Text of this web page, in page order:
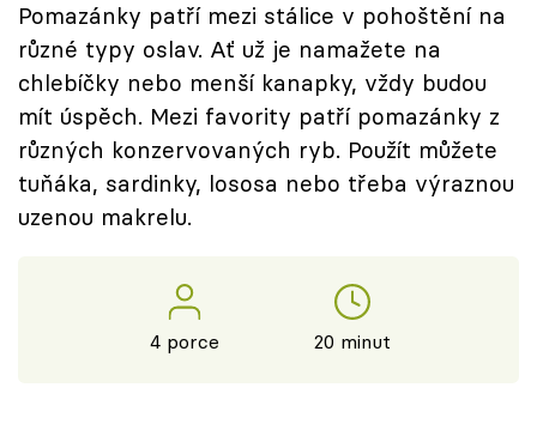
Sledujte prima+
Přihlášení
Sledujte nás
Pomazánky patří mezi stálice v pohoštění na
různé typy oslav. Ať už je namažete na
chlebíčky nebo menší kanapky, vždy budou
mít úspěch. Mezi favority patří pomazánky z
různých konzervovaných ryb. Použít můžete
tuňáka, sardinky, lososa nebo třeba výraznou
uzenou makrelu.
4 porce 20 minut